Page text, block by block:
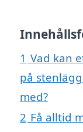
1 Vad kan
på
med?
2 Få alltid